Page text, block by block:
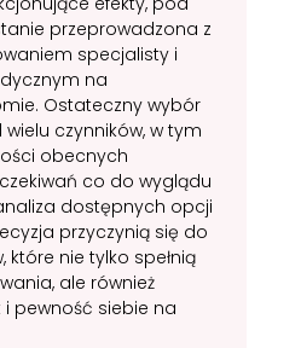
przeprowadzona z
specjalisty i
na
Ostateczny wybór
czynników, w tym
obecnych
co do wyglądu
dostępnych opcji
przyczynią się do
które nie tylko spełnią
ale również
pewność siebie na